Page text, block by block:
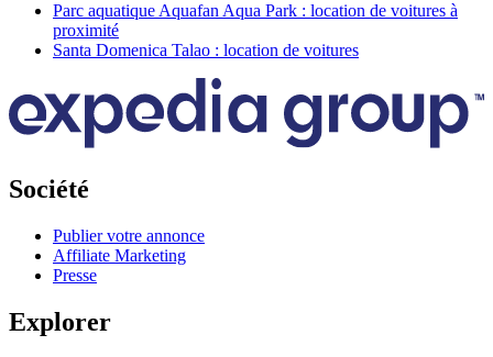
Parc aquatique Aquafan Aqua Park : location de voitures à
proximité
Santa Domenica Talao : location de voitures
Société
Publier votre annonce
Affiliate Marketing
Presse
Explorer